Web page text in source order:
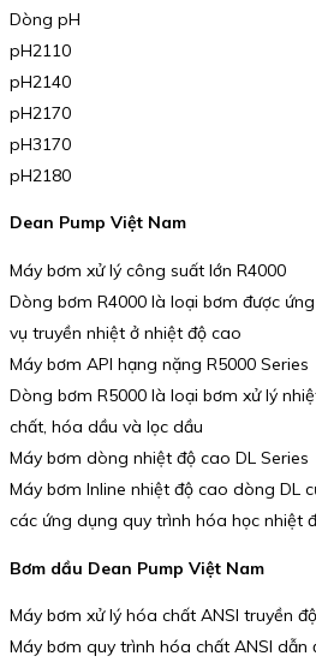
Dòng pH
pH2110
pH2140
pH2170
pH3170
pH2180
Dean Pump Việt Nam
Máy bơm xử lý công suất lớn R4000
Dòng bơm R4000 là loại bơm được
vụ truyền nhiệt ở nhiệt độ cao
Máy bơm API hạng nặng R5000 Series
Dòng bơm R5000 là loại bơm xử lý
chất, hóa dầu và lọc dầu
Máy bơm dòng nhiệt độ cao DL Series
Máy bơm Inline nhiệt độ cao dòng DL
các ứng dụng quy trình hóa học nhiệt
Bơm dầu Dean Pump Việt Nam
Máy bơm xử lý hóa chất ANSI truyền
Máy bơm quy trình hóa chất ANSI